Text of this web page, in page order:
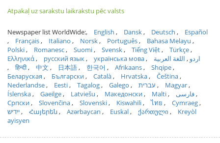
Atpakaļ uz sarakstu laikrakstu pēc valsts
Newspaper list WorldWide: English Dansk Deutsch
Español
Français
Italiano Norsk Português
Bahasa Melayu
Polski
Romanesc Suomi Svensk Tiếng Việt
Türkçe
Ελληνικά
русский язык українська мова اردو
اللغة العربية
हिन्दी
中文 日本語 한국어 Afrikaans
Shqipe
Беларуская
Български Català Hrvatska
Čeština
Nederlandse
Eesti Tagalog Galego עברית
Magyar
Íslenska
Gaeilge Latviešu Македонски Malti
فارسی
Српски
Slovenčina Slovenski Kiswahili ไทย
Cymraeg
ייִדיש
Հայերեն Azərbaycan Euskal ქართული
Kreyòl
ayisyen